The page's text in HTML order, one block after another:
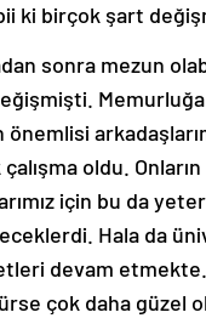
ki birçok şart
sonra mezun
Memurluğa
oldu.
için bu da
Hala da
devam
çok daha güzel